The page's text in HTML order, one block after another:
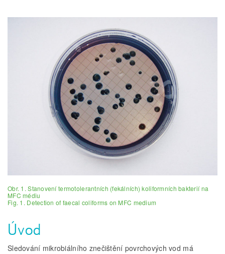
Obr. 1. Stanovení termotolerantních (fekálních) koliformních bakterií na
MFC médiu
Fig. 1. Detection of faecal coliforms on MFC medium
Úvod
Sledování mikrobiálního znečištění povrchových vod má